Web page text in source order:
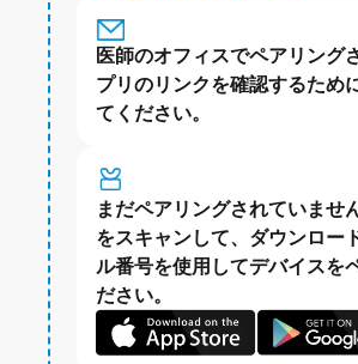
医師のオフィスでペアリング
プリのリンクを確認するため
てください。
まだペアリングされていませ
をスキャンして、ダウンロー
ル番号を使用してデバイスを
ださい。